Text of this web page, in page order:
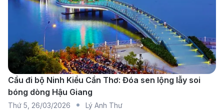
Thông tin các hãng hàng không
khai thác chuyến bay từ TP. Hồ Chí
Minh đi Nashville
Cầu đi bộ Ninh Kiều Cần Thơ: Đóa sen lộng lẫy soi
bóng dòng Hậu Giang
Thứ 5 26/03/2026 Lý Anh Thư